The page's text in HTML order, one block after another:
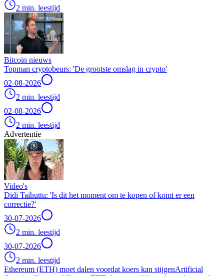
2 min. leestijd
Bitcoin nieuws
Topman cryptobeurs: 'De grootste omslag in crypto'
02-08-2026
2 min. leestijd
02-08-2026
2 min. leestijd
Advertentie
Video's
Didi Taihuttu: 'Is dit het moment om te kopen of komt er een
correctie?'
30-07-2026
2 min. leestijd
30-07-2026
2 min. leestijd
Ethereum (ETH) moet dalen voordat koers kan stijgenArtificial